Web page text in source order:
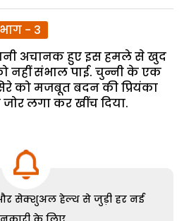
भाग - 3
अचानक हुए इस हमले से खुद
नहीं संभाल पाई. चुन्नी के एक
को मजबूत बदन की प्रियंका
लगा कर खींच दिया.
सेक्शुअल हेल्थ से जुड़ी हर नई